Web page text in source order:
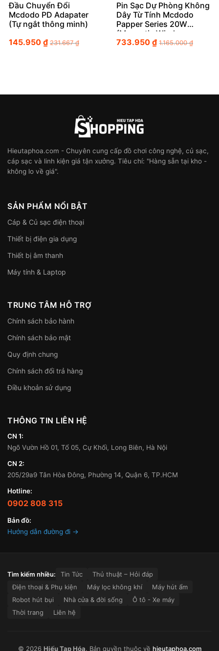
Đầu Chuyển Đổi
Mcdodo PD Adapater
(Tự ngắt thông minh)
145.950 ₫ 231.667₫
Pin Sạc Dự Phòng Không
Dây Từ Tính Mcdodo
Papper Series 20W
(Magnetic Wireless
Power Bank)
733.950₫ 1.165.000₫
Hieutaphoa.com - Chuyên cung cấp đồ chơi công nghệ, củ sạc,
cáp sạc và linh kiện giá tận xưởng. Tiêu chí: "Hàng sẵn tại kho -
không lo về giá".
SẢN PHẨM NỔI BẬT
Cáp & Củ sạc điện thoại
Thiết bị điện gia dụng
Thiết bị âm thanh
Máy tính & Laptop
TRUNG TÂM HỖ TRỢ
Chính sách bảo hành
Chính sách bảo mật
Quy định chung
Chính sách đổi trả hàng
Điều khoản sử dụng
THÔNG TIN LIÊN HỆ
CN 1:
Ngõ Vườn Hồ 01, Tổ 05, Cự Khối, Long Biên, Hà Nội
CN 2:
205/29a9 Tân Hòa Đông, Phường 14, Quận 6, TP.HCM
Hotline:
0902 808 315
Bản đồ:
Hướng dẫn đường đi →
Tìm kiếm nhiều: Tin Tức
Thủ thuật – Hỏi đáp
Điện thoại & Phụ kiện
Máy lọc không khí
Máy hút ẩm
Robot hút bụi
Nhà cửa & đời sống
Ô tô - Xe máy
Thời trang
Liên hệ
© 2026 Hiếu Tạp Hóa. Bản quyền thuộc về hieutaphoa.com